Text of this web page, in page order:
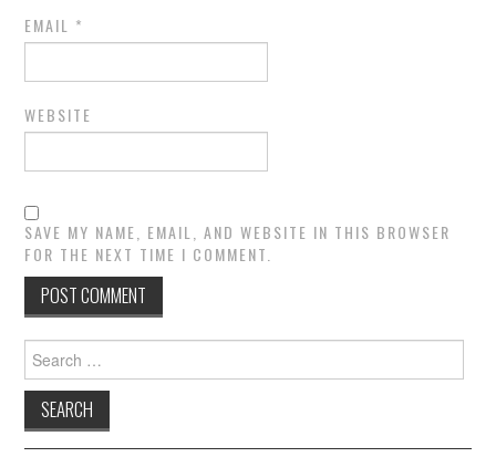
EMAIL *
WEBSITE
SAVE MY NAME, EMAIL, AND WEBSITE IN THIS BROWSER
FOR THE NEXT TIME I COMMENT.
Search
for: